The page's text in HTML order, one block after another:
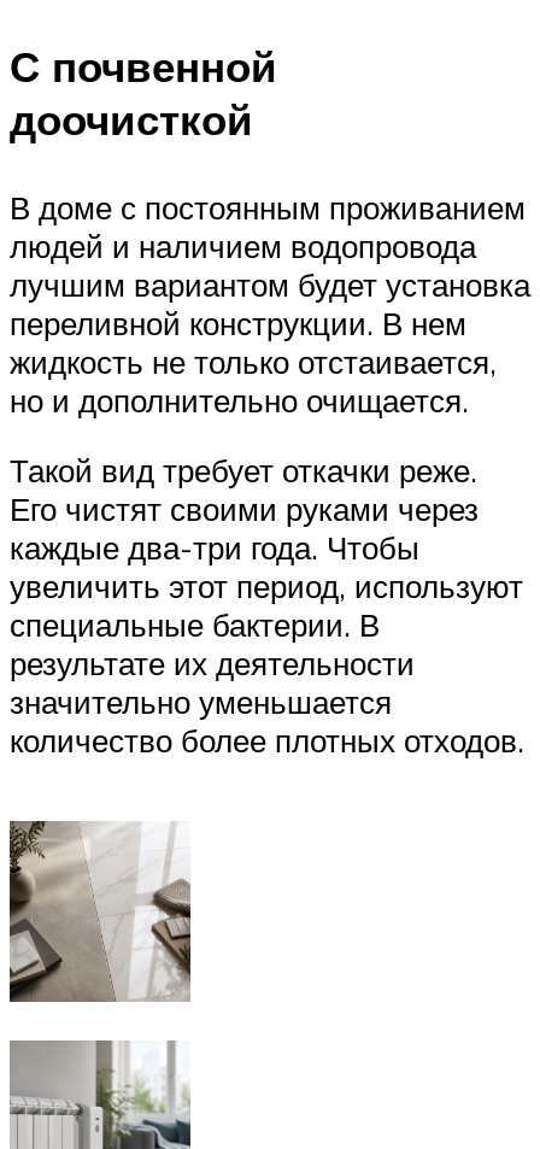
С почвенной
доочисткой
В доме с постоянным проживанием
людей и наличием водопровода
лучшим вариантом будет установка
переливной конструкции. В нем
жидкость не только отстаивается,
но и дополнительно очищается.
Такой вид требует откачки реже.
Его чистят своими руками через
каждые два-три года. Чтобы
увеличить этот период, используют
специальные бактерии. В
результате их деятельности
значительно уменьшается
количество более плотных отходов.